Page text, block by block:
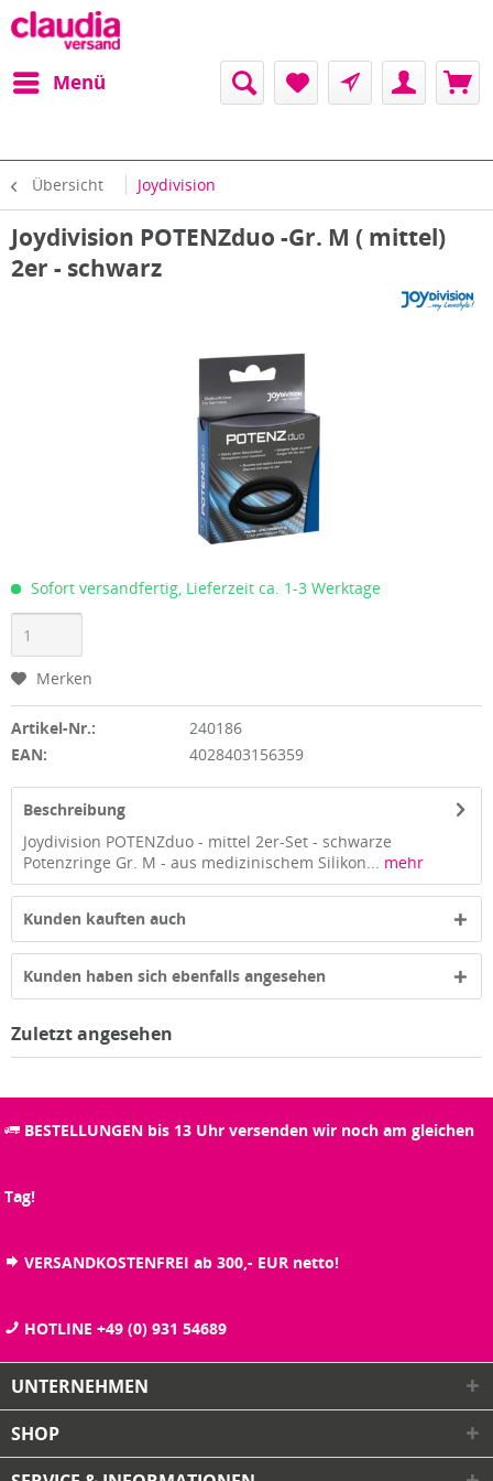
Menü
Übersicht Joydivision
Joydivision POTENZduo -Gr. M ( mittel)
2er - schwarz
Sofort versandfertig, Lieferzeit ca. 1-3 Werktage
Merken
Artikel-Nr.:
240186
EAN:
4028403156359
Beschreibung
Joydivision POTENZduo - mittel 2er-Set - schwarze
Potenzringe Gr. M - aus medizinischem Silikon... mehr
Kunden kauften auch
Kunden haben sich ebenfalls angesehen
Zuletzt angesehen
BESTELLUNGEN bis 13 Uhr versenden wir noch am gleichen
Tag!
VERSANDKOSTENFREI ab 300,- EUR netto!
HOTLINE +49 (0) 931 54689
UNTERNEHMEN
SHOP